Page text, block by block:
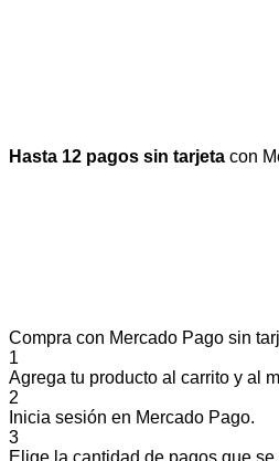
Hasta 12 pagos sin tarjeta con
Compra con Mercado Pago sin
1
Agrega tu producto al carrito y al
2
Inicia sesión en Mercado Pago.
3
Elige la cantidad de pagos que se